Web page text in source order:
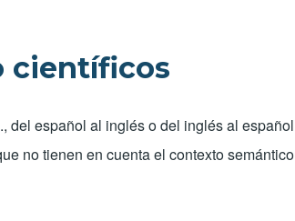
científicos
español al inglés o del inglés al
no tienen en cuenta el contexto